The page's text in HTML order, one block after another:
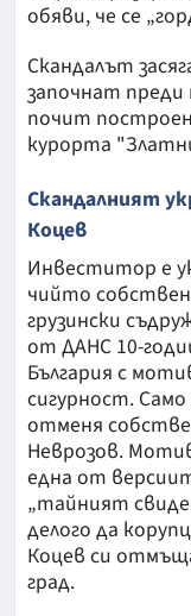
обяви, че се
Скандалът
започнат преди
почит
курорта
Скандалният
Коцев
Инвеститор е
чийто
грузински
от ДАНС 10-
България с
сигурност.
отменя
Неврозов.
една от
„тайният
делого да
Коцев си
град.